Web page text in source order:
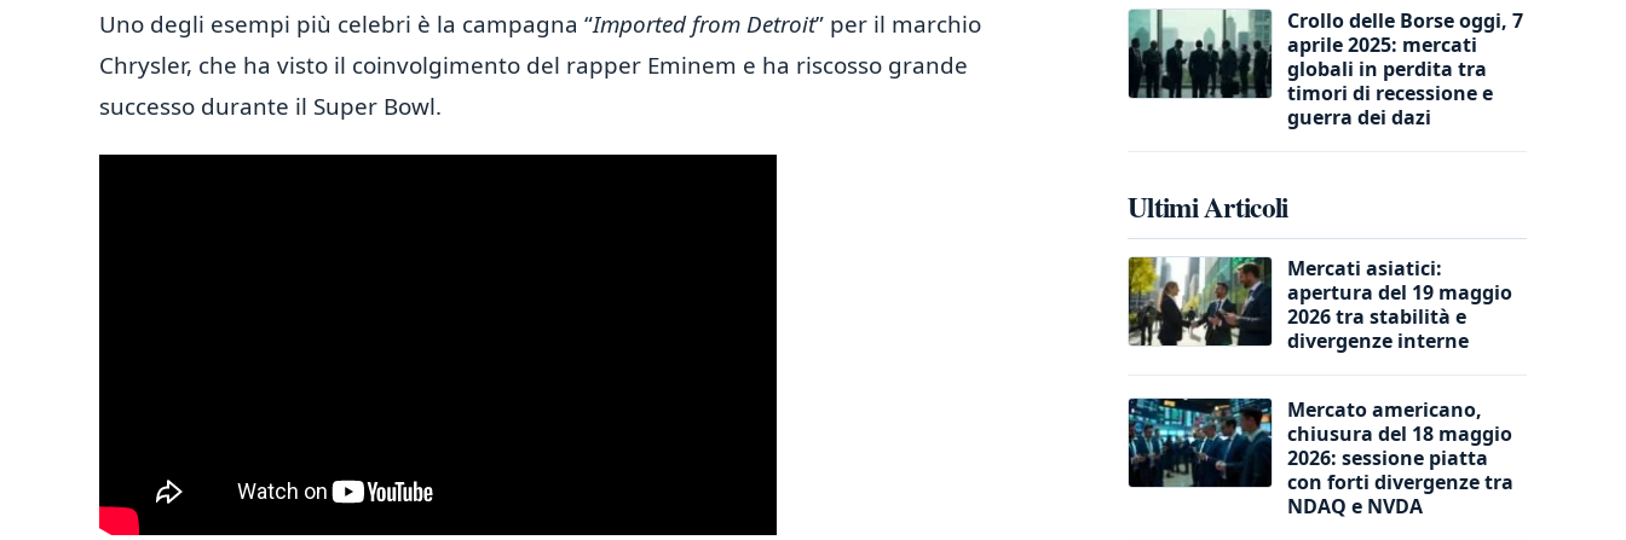
Uno degli esempi più celebri è la campagna “Imported from Detroit” per il marchio
Chrysler, che ha visto il coinvolgimento del rapper Eminem e ha riscosso grande
successo durante il Super Bowl.
Crollo delle Borse oggi, 7
aprile 2025: mercati
globali in perdita tra
timori di recessione e
guerra dei dazi
Ultimi Articoli
Mercati asiatici:
apertura del 19 maggio
2026 tra stabilità e
divergenze interne
Mercato americano,
chiusura del 18 maggio
2026: sessione piatta
con forti divergenze tra
NDAQ e NVDA